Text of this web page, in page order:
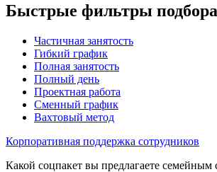
Быстрые фильтры
Частичная занятость
Гибкий график
Полная занятость
Полный день
Проектная работа
Сменный график
Вахтовый метод
Корпоративная поддержка сотрудников
Какой соцпакет вы предлагаете семейным